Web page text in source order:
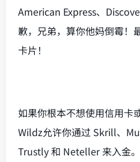
American Express、
歉，兄弟，算你他妈倒霉！
卡片！
如果你根本不想使用信用卡
Wildz允许你通过 Skrill、
Trustly 和 Neteller 来入金